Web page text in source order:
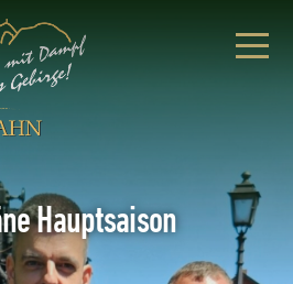
Hauptsaison